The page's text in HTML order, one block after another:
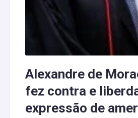
Alexandre de
fez contra e
expressão de